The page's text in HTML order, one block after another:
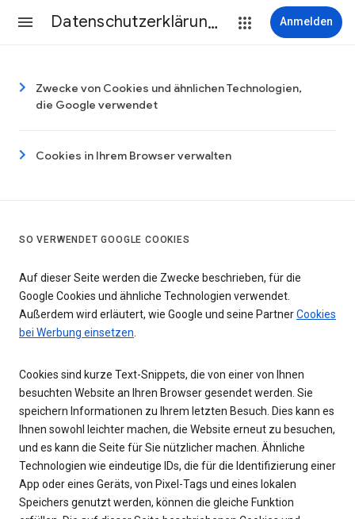
Datenschutzerklärung & Nutzungsbedingungen Anmelden
Zwecke von Cookies und ähnlichen Technologien,
die Google verwendet
Cookies in Ihrem Browser verwalten
SO VERWENDET GOOGLE COOKIES
Auf dieser Seite werden die Zwecke beschrieben, für die
Google Cookies und ähnliche Technologien verwendet.
Außerdem wird erläutert, wie Google und seine PartnerCookies
bei Werbung einsetzen.
Cookies sind kurze Text-Snippets, die von einer von Ihnen
besuchten Website an Ihren Browser gesendet werden. Sie
speichern Informationen zu Ihrem letzten Besuch. Dies kann es
Ihnen sowohl leichter machen, die Website erneut zu besuchen,
und es kann die Seite für Sie nützlicher machen. Ähnliche
Technologien wie eindeutige IDs, die für die Identifizierung einer
App oder eines Geräts, von Pixel-Tags und eines lokalen
Speichers genutzt werden, können die gleiche Funktion